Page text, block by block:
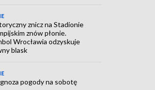
znicz na Stadionie
znów płonie.
Wrocławia odzyskuje
blask
pogody na sobotę